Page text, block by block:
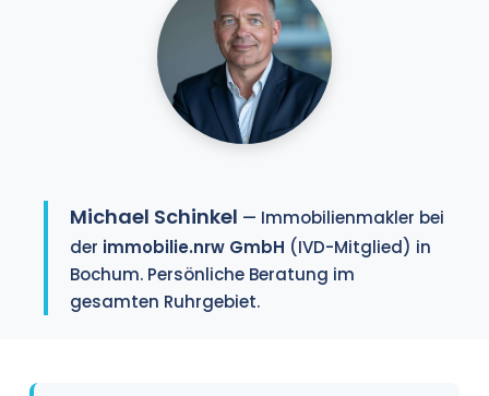
Michael Schinkel — Immobilienmakler bei
der immobilie.nrw GmbH (IVD-Mitglied) in
Bochum. Persönliche Beratung im
gesamten Ruhrgebiet.